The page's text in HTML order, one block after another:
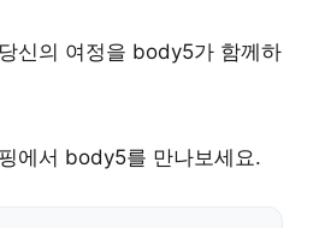
신의 여정을 body5가 함께하
에서 body5를 만나보세요.